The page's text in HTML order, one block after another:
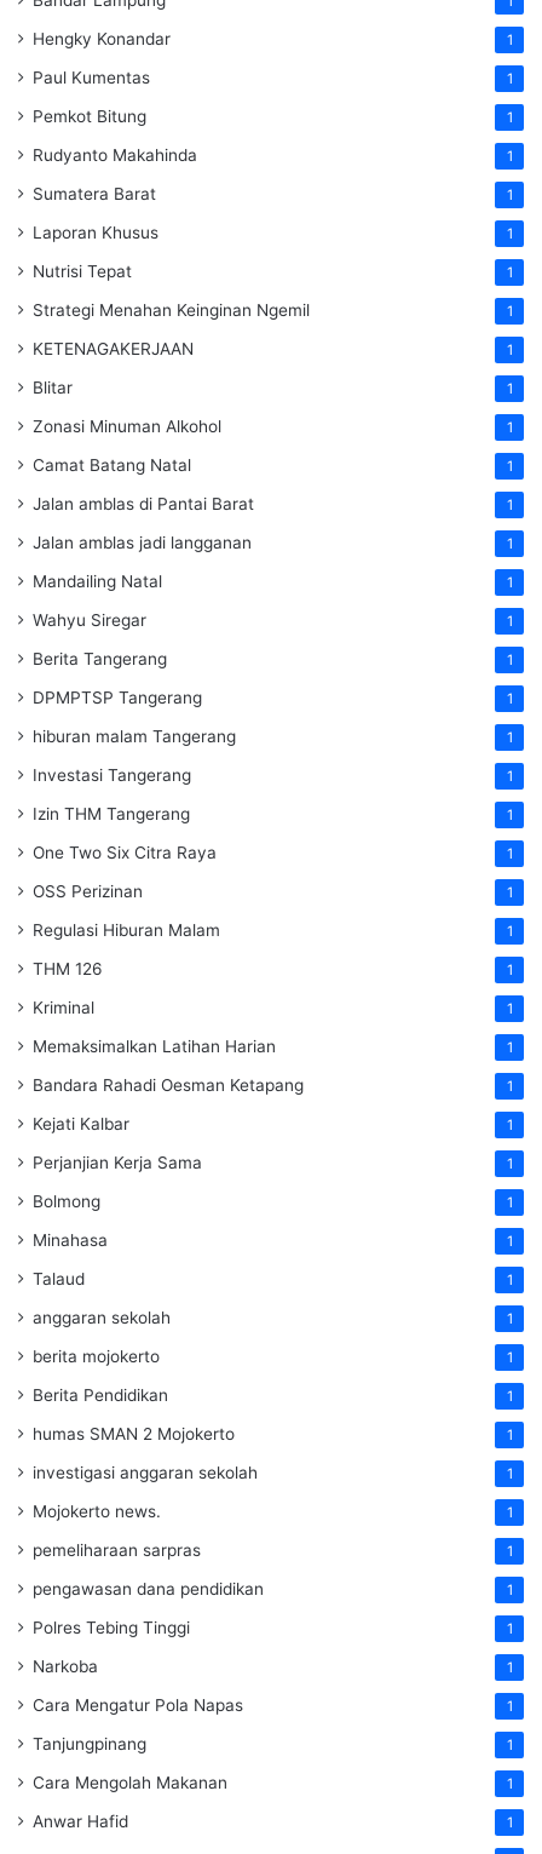
Hengky Konandar 1
Paul Kumentas 1
Pemkot Bitung 1
Rudyanto Makahinda 1
Sumatera Barat 1
Laporan Khusus 1
Nutrisi Tepat 1
Strategi Menahan Keinginan Ngemil 1
KETENAGAKERJAAN 1
Blitar 1
Zonasi Minuman Alkohol 1
Camat Batang Natal 1
Jalan amblas di Pantai Barat 1
Jalan amblas jadi langganan 1
Mandailing Natal 1
Wahyu Siregar 1
Berita Tangerang 1
DPMPTSP Tangerang 1
hiburan malam Tangerang 1
Investasi Tangerang 1
Izin THM Tangerang 1
One Two Six Citra Raya 1
OSS Perizinan 1
Regulasi Hiburan Malam 1
THM 126 1
Kriminal 1
Memaksimalkan Latihan Harian 1
Bandara Rahadi Oesman Ketapang 1
Kejati Kalbar 1
Perjanjian Kerja Sama 1
Bolmong 1
Minahasa 1
Talaud 1
anggaran sekolah 1
berita mojokerto 1
Berita Pendidikan 1
humas SMAN 2 Mojokerto 1
investigasi anggaran sekolah 1
Mojokerto news. 1
pemeliharaan sarpras 1
pengawasan dana pendidikan 1
Polres Tebing Tinggi 1
Narkoba 1
Cara Mengatur Pola Napas 1
Tanjungpinang 1
Cara Mengolah Makanan 1
Anwar Hafid 1